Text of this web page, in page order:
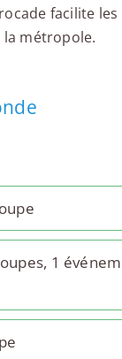
facilite
métropole.
1